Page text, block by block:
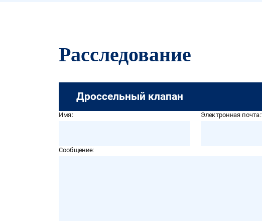
Расследование
Дроссельный клапан
Имя: Электронная почта:
Сообщение: